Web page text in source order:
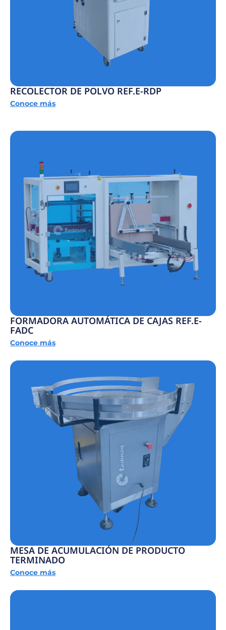
RECOLECTOR DE POLVO REF.E-RDP
Conoce más
FORMADORA AUTOMÁTICA DE CAJAS REF.E-
FADC
Conoce más
MESA DE ACUMULACIÓN DE PRODUCTO
TERMINADO
Conoce más